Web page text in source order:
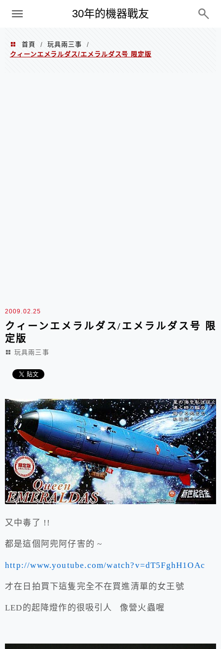
30年的機器戰友
PC
首頁 / 玩具兩三事
/
クィーンエメラルダス/エメラルダス号 限定版
2009.02.25
クィーンエメラルダス/エメラルダス号 限
定版
玩具兩三事
又中毒了 !!
都是這個阿兜阿仔害的 ~
http://www.youtube.com/watch?v=dT5FghH1OAc
才在日拍買下這隻完全不在買進清單的女王號
LED的起降燈作的很吸引人 像營火蟲喔